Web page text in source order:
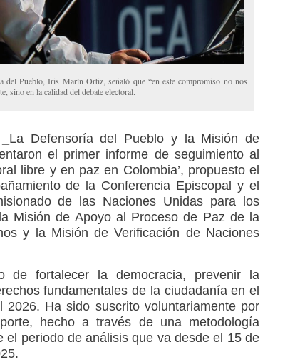
del Pueblo, Iris Marín Ortiz, señaló que “en este compromiso no nos
sino en la calidad del debate electoral.
La Defensoría del Pueblo y la Misión de
el primer informe de seguimiento al
libre y en paz en Colombia’, propuesto el
de la Conferencia Episcopal y el
de las Naciones Unidas para los
Misión de Apoyo al Proceso de Paz de la
y la Misión de Verificación de Naciones
de fortalecer la democracia, prevenir la
fundamentales de la ciudadanía en el
Ha sido suscrito voluntariamente por
hecho a través de una metodología
el periodo de análisis que va desde el 15 de